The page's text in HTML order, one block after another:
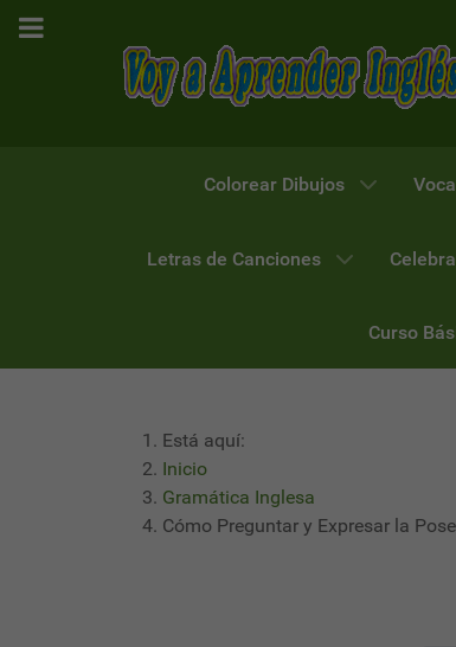
Colorear Dibujos
Letras de Canciones
Curso
Está aquí:
Inicio
Gramática Inglesa
Cómo Preguntar y Expresar la